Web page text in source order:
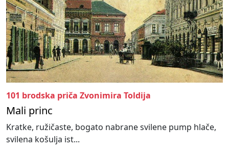
101 brodska priča Zvonimira Toldija
Mali princ
Kratke, ružičaste, bogato nabrane svilene pump hlače,
svilena košulja ist...